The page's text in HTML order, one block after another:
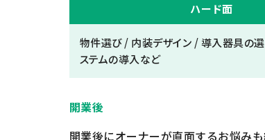
ハード面
物件選び / 内装デザイン / 導入器具の
ステムの導入など
開業後
開業後にオーナーが直面するお悩み